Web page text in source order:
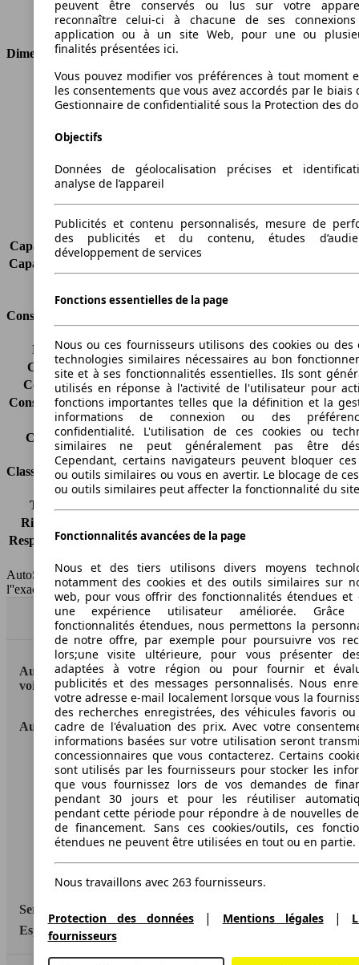
Type de traction
4 roues permanent
Dimensions
Longueur
4406 mm
Hauteur
1873 mm
Empattement
Charge maximale
741 kg
Portes
Charge sur toit
-
Capacité de remorquage (sans freins) 750 kg
Capacité de remorquage (avec freins)
Consommation
Émissions de CO2*
168 g/km (komb.)
Consommation (ville)
7.7 l/100km
Consommation (route)
5.6 l/100km
Consommation (combinée)* 6.4 l/100km
Classe d'émissions
Euro 5
Capacité du réservoir
60 l
Classes d'assurance
Tous risques
Risques partiels
Responsabilité civile -
AutoScout24 France SAS décline toute responsabilité concernant
l''exactitude des indications fournies.
Haut
AutoScout24: la plus grande plateforme en ligne de
voitures en Europe
AutoScout24
A propos d'AutoScout24
Conditions d'utilisation
Informations légales
Protection des données
Service
Espace Pro
peuvent être conservés ou lus sur votre
reconnaître celui-ci à chacune de ses
application ou à un site Web, pour une ou
finalités présentées ici.
Vous pouvez modifier vos préférences à tout moment
les consentements que vous avez accordés par le biais
Gestionnaire de confidentialité sous la Protection des
Objectifs
Données de géolocalisation précises et
analyse de l’appareil
Publicités et contenu personnalisés, mesure de
des publicités et du contenu, études
développement de services
Fonctions essentielles de la page
Nous ou ces fournisseurs utilisons des cookies ou des
technologies similaires nécessaires au bon
site et à ses fonctionnalités essentielles. Ils sont
utilisés en réponse à l'activité de l'utilisateur pour
fonctions importantes telles que la définition et la
informations de connexion ou des
confidentialité. L'utilisation de ces cookies ou
similaires ne peut généralement pas être
Cependant, certains navigateurs peuvent bloquer ces
ou outils similaires ou vous en avertir. Le blocage de
ou outils similaires peut affecter la fonctionnalité du
Fonctionnalités avancées de la page
Nous et des tiers utilisons divers moyens
notamment des cookies et des outils similaires sur
web, pour vous offrir des fonctionnalités étendues et
une expérience utilisateur améliorée.
fonctionnalités étendues, nous permettons la
de notre offre, par exemple pour poursuivre vos
lors;une visite ultérieure, pour vous présenter
adaptées à votre région ou pour fournir et
publicités et des messages personnalisés. Nous
votre adresse e-mail localement lorsque vous la
des recherches enregistrées, des véhicules favoris
cadre de l'évaluation des prix. Avec votre
informations basées sur votre utilisation seront
concessionnaires que vous contacterez. Certains
sont utilisés par les fournisseurs pour stocker les
que vous fournissez lors de vos demandes de
pendant 30 jours et pour les réutiliser
pendant cette période pour répondre à de nouvelles
de financement. Sans ces cookies/outils, ces
étendues ne peuvent être utilisées en tout ou en partie.
Nous travaillons avec 263 fournisseurs.
Protection des données | Mentions légales|
fournisseurs